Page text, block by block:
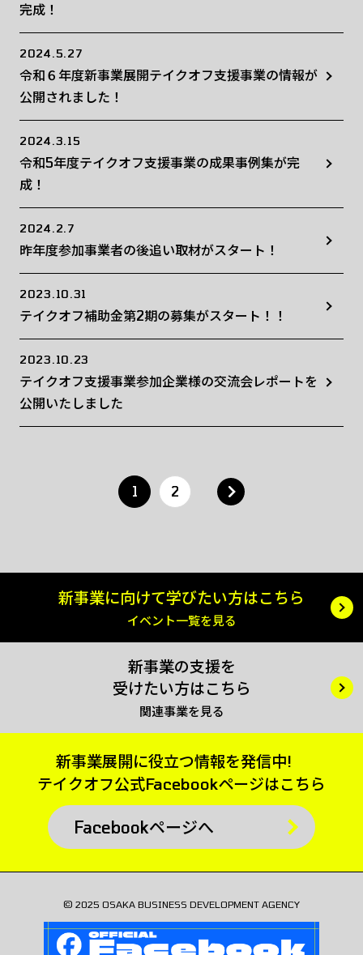
完成！
2024.5.27
令和６年度新事業展開テイクオフ支援事業の情報が
公開されました！
2024.3.15
令和5年度テイクオフ支援事業の成果事例集が完
成！
2024.2.7
昨年度参加事業者の後追い取材がスタート！
2023.10.31
テイクオフ補助金第2期の募集がスタート！！
2023.10.23
テイクオフ支援事業参加企業様の交流会レポートを
公開いたしました
1 2
新事業に向けて学びたい方はこちら
イベント一覧を見る
新事業の支援を
受けたい方はこちら
関連事業を見る
新事業展開に役立つ情報を発信中!
テイクオフ公式Facebookページはこちら
Facebookページへ
© 2025 OSAKA BUSINESS DEVELOPMENT AGENCY